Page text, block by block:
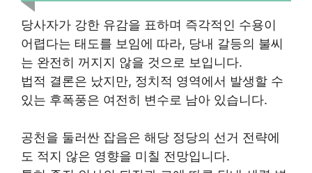
당사자가 강한 유감을 표하며 즉각적인 수용이
어렵다는 태도를 보임에 따라, 당내 갈등의 불씨
는 완전히 꺼지지 않을 것으로 보입니다.
법적 결론은 났지만, 정치적 영역에서 발생할 수
있는 후폭풍은 여전히 변수로 남아 있습니다.
공천을 둘러싼 잡음은 해당 정당의 선거 전략에
도 적지 않은 영향을 미칠 전망입니다.